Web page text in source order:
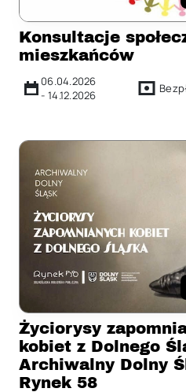
Konsultacje
mieszkańców
06.04.2026
- 14.12.2026
Życiorysy
kobiet z Dolnego
Archiwalny Dolny
Rynek 58